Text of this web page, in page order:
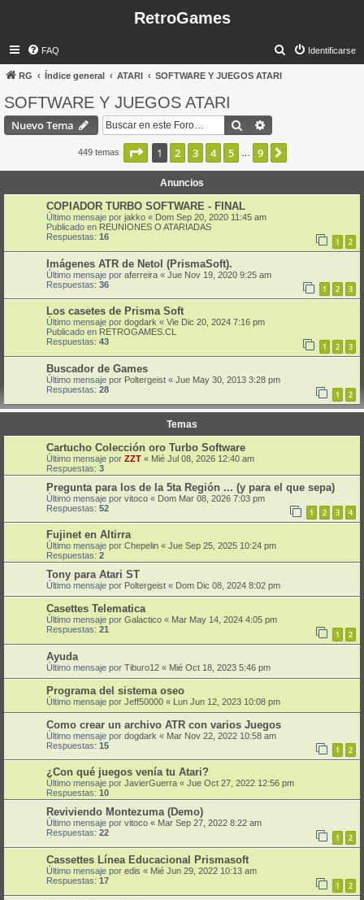
RetroGames
FAQ Identificarse
RG Índice general ATARI SOFTWARE Y JUEGOS ATARI
SOFTWARE Y JUEGOS ATARI
Nuevo Tema Buscar
449 temas Página de
1 2 3 4 5 9
Anuncios
COPIADOR TURBO SOFTWARE - FINAL
Último mensaje por jakko « Dom Sep 20, 2020 11:45 am
Publicado en REUNIONES O ATARIADAS
Respuestas: 16 1 2
Imágenes ATR de Netol (PrismaSoft).
Último mensaje por aferreira « Jue Nov 19, 2020 9:25 am
Respuestas: 36 1 2 3
Los casetes de Prisma Soft
Último mensaje por dogdark « Vie Dic 20, 2024 7:16 pm
Publicado en RETROGAMES.CL
Respuestas: 43 1 2 3
Buscador de Games
Último mensaje por Poltergeist « Jue May 30, 2013 3:28 pm
Respuestas: 28 1 2
Temas
Cartucho Colección oro Turbo Software
Último mensaje por ZZT « Mié Jul 08, 2026 12:40 am
Respuestas: 3
Pregunta para los de la 5ta Región ... (y para el que sepa)
Último mensaje por vitoco « Dom Mar 08, 2026 7:03 pm
Respuestas: 52 1 2 3 4
Fujinet en Altirra
Último mensaje por Chepelin « Jue Sep 25, 2025 10:24 pm
Respuestas: 2
Tony para Atari ST
Último mensaje por Poltergeist « Dom Dic 08, 2024 8:02 pm
Casettes Telematica
Último mensaje por Galactico « Mar May 14, 2024 4:05 pm
Respuestas: 21 1 2
Ayuda
Último mensaje por Tiburo12 « Mié Oct 18, 2023 5:46 pm
Programa del sistema oseo
Último mensaje por Jeff50000 « Lun Jun 12, 2023 10:08 pm
Como crear un archivo ATR con varios Juegos
Último mensaje por dogdark « Mar Nov 22, 2022 10:58 am
Respuestas: 15 1 2
¿Con qué juegos venía tu Atari?
Último mensaje por JavierGuerra « Jue Oct 27, 2022 12:56 pm
Respuestas: 10
Reviviendo Montezuma (Demo)
Último mensaje por vitoco « Mar Sep 27, 2022 8:22 am
Respuestas: 22 1 2
Cassettes Línea Educacional Prismasoft
Último mensaje por edis « Mié Jun 29, 2022 10:13 am
Respuestas: 17 1 2